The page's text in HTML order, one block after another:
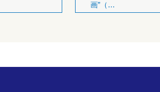
画”（…